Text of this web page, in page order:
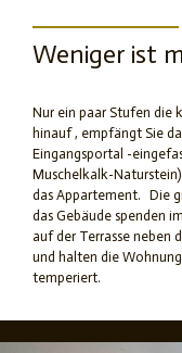
Weniger ist
Nur ein paar Stufen die
hinauf , empfängt Sie
Eingangsportal -
Muschelkalk-Naturstein)
das Appartement. Die
das Gebäude spenden
auf der Terrasse neben
und halten die
temperiert.